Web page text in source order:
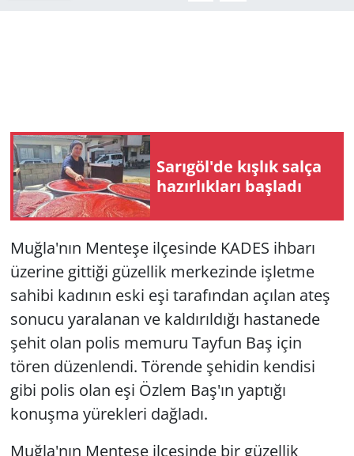
Sarıgöl'de kışlık salça
hazırlıkları başladı
Muğla'nın Menteşe ilçesinde KADES ihbarı
üzerine gittiği güzellik merkezinde işletme
sahibi kadının eski eşi tarafından açılan ateş
sonucu yaralanan ve kaldırıldığı hastanede
şehit olan polis memuru Tayfun Baş için
tören düzenlendi. Törende şehidin kendisi
gibi polis olan eşi Özlem Baş'ın yaptığı
konuşma yürekleri dağladı.
Muğla'nın Menteşe ilçesinde bir güzellik